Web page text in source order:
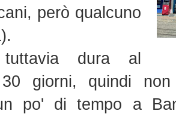
però qualcuno
dura al
30 giorni, quindi
po' di tempo a